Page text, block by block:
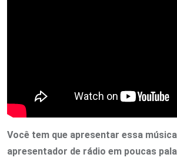
Você tem que apresentar essa
apresentador de rádio em poucas